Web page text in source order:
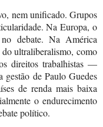
nem unificado. Grupos
Na Europa, o
debate. Na América
do ultraliberalismo, como
direitos trabalhistas —
gestão de Paulo Guedes
de renda mais baixa
o endurecimento
político.